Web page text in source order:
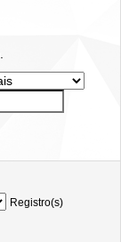
Registro(s)